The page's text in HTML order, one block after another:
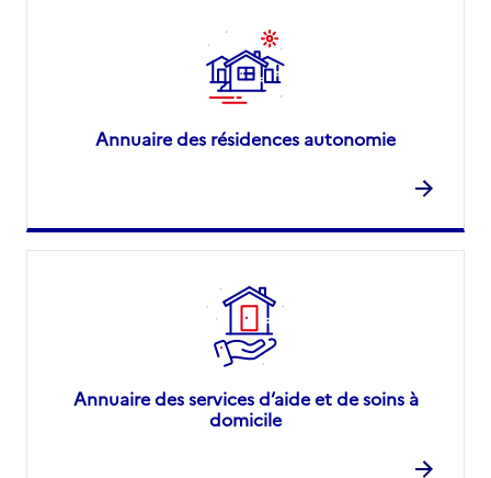
Annuaire des résidences autonomie
Annuaire des services d’aide et de soins à
domicile